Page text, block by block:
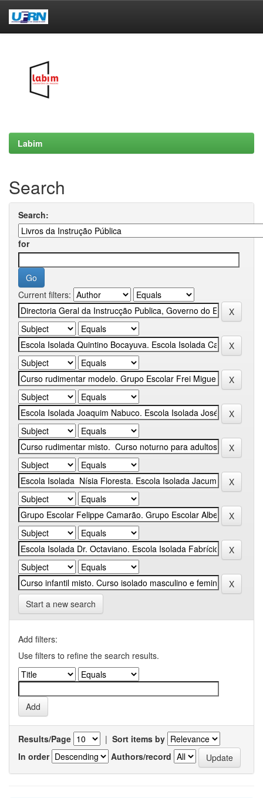
Labim
Search
Search:
for
Current filters:
Start a new search
Add filters:
Use filters to refine the search results.
Results/Page | Sort items by
In order
Authors/record